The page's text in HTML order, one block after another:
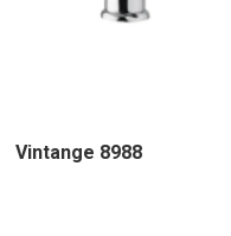
Vintange 8988